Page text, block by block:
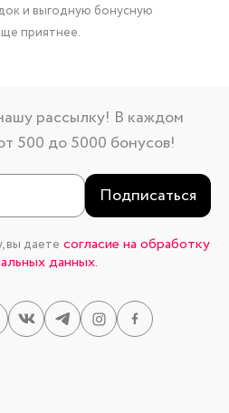
и выгодную бонусную
приятнее.
рассылку! В каждом
500 до 5000 бонусов!
Подписаться
вы даете согласие на обработку
данных.